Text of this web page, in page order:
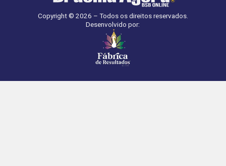
Copyright © 2026 – Todos os direitos reservados.
Desenvolvido por: